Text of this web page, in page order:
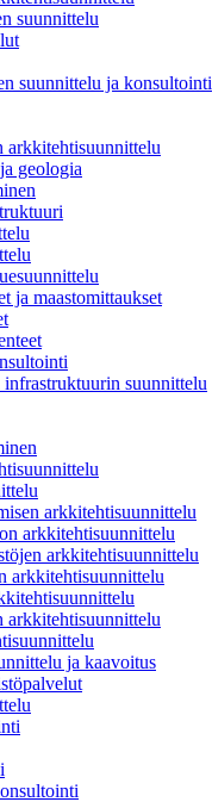
suunnittelu
suunnittelu ja konsultointi
arkkitehtisuunnittelu
geologia
ja maastomittaukset
infrastruktuurin suunnittelu
arkkitehtisuunnittelu
arkkitehtisuunnittelu
arkkitehtisuunnittelu
arkkitehtisuunnittelu
arkkitehtisuunnittelu
ja kaavoitus